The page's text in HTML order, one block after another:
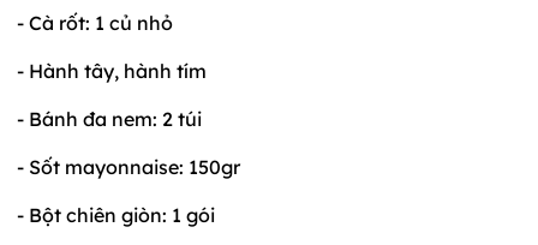
- Cà rốt: 1 củ nhỏ
- Hành tây, hành tím
- Bánh đa nem: 2 túi
- Sốt mayonnaise: 150gr
- Bột chiên giòn: 1 gói